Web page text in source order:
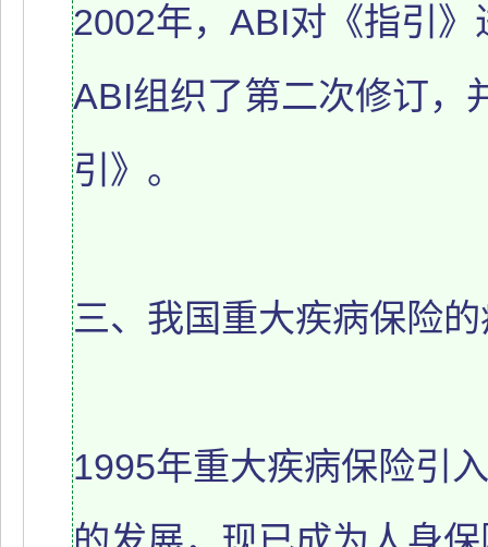
2002年，ABI对《指引
ABI组织了第二次修订，
引》。
三、我国重大疾病保险
1995年重大疾病保险引